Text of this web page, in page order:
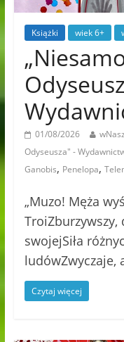
Książki wiek 6+
01/08/2026
Odyseusza" -
Ganobis, Penelopa,
„Muzo! Męża
TroiZburzywszy,
swojejSiła
ludówZwyczaje,
Czytaj więcej